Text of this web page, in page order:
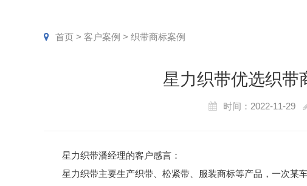
首页 > 客户案例 > 织带商标案例
星力织带优选织带
时间：2022-11-29
星力织带潘经理的客户感言：
星力织带主要生产织带、松紧带、服装商标等产品，一次某